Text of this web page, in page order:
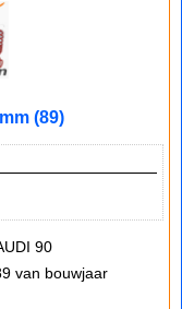
(89)
90
van bouwjaar